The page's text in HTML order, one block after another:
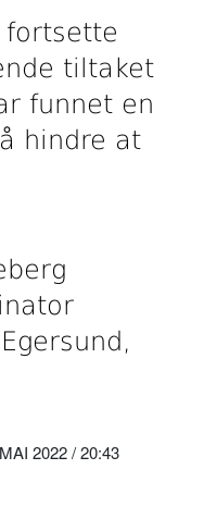
fortsette
tiltaket
funnet en
hindre at
2022 / 20:43